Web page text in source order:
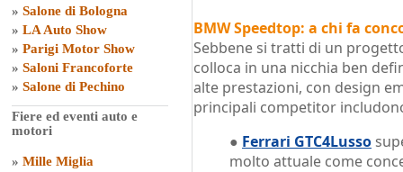
» Salone di Bologna
» LA Auto Show
» Parigi Motor Show
» Saloni Francoforte
» Salone di Pechino
Fiere ed eventi auto e
motori
» Mille Miglia
BMW Speedtop: a chi fa
Sebbene si tratti di un
colloca in una nicchia ben
alte prestazioni, con design
principali competitor
● Ferrari GTC4Lusso
molto attuale come